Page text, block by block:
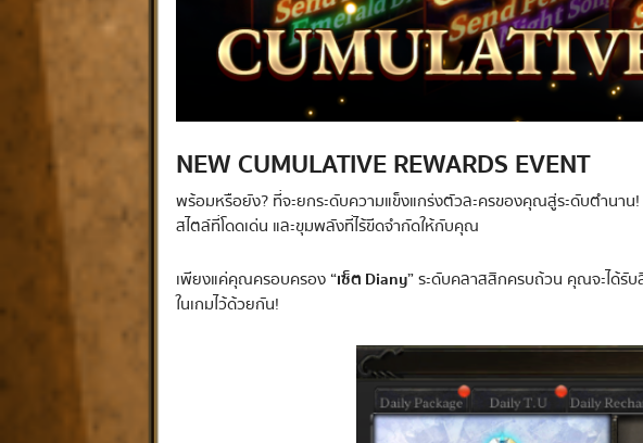
NEW CUMULATIVE REWARDS EVENT
พร้อมหรือยัง? ที่จะยกระดับความแข็งแกร่งตัวละครของคุณสู่ระดับตำนาน!
สไตล์ที่โดดเด่น และขุมพลังที่ไร้ขีดจำกัดให้กับคุณ
เพียงแค่คุณครอบครอง“เซ็ต Diany”ระดับคลาสสิกครบถ้วน คุณจะได้รับ
ในเกมไว้ด้วยกัน!